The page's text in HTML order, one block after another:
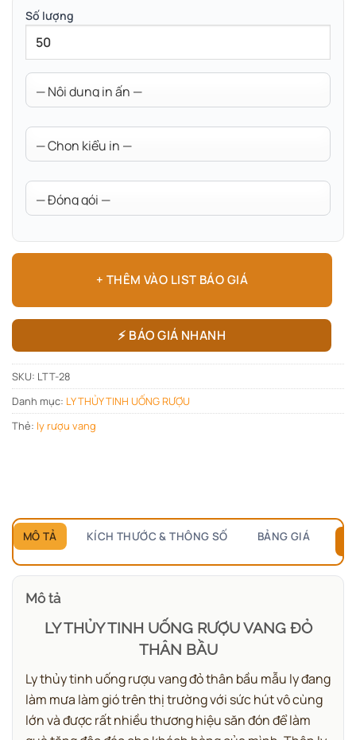
Số lượng
+ THÊM VÀO LIST BÁO GIÁ
⚡ BÁO GIÁ NHANH
SKU: LTT-28
Danh mục: LY THỦY TINH UỐNG RƯỢU
Thẻ: ly rượu vang
MÔ TẢ KÍCH THƯỚC & THÔNG SỐ BẢNG GIÁ
Mô tả
LY THỦY TINH UỐNG RƯỢU VANG ĐỎ
THÂN BẦU
Ly thủy tinh uống rượu vang đỏ thân bầu mẫu ly đang
làm mưa làm gió trên thị trường với sức hút vô cùng
lớn và được rất nhiều thương hiệu săn đón để làm